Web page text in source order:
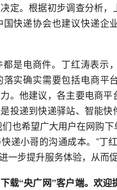
定。根据初步调查分析，
快递协会也建议快递企
是电商件。丁红涛表示
实确实需要包括电商平
。他建议，各主要电商
投递到快递驿站、智能
也希望广大用户在网购
递小哥的沟通成本。”丁
一步提升服务体验，从而
载“央广网”客户端。欢